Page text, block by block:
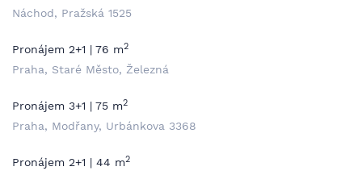
Náchod, Pražská 1525
Pronájem 2+1 | 76 m2
Praha, Staré Město, Železná
Pronájem 3+1 | 75 m2
Praha, Modřany, Urbánkova 3368
Pronájem 2+1 | 44 m2